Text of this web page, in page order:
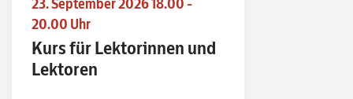
23. September 2026 18.00 -
20.00 Uhr
Kurs für Lektorinnen und
Lektoren